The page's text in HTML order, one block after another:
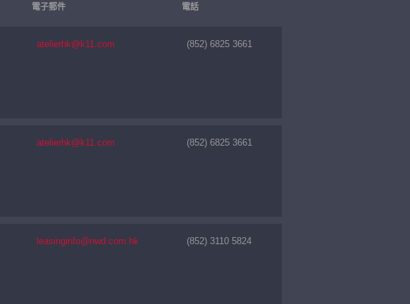
電子郵件 電話
atelierhk@k11.com (852) 6825 3661
atelierhk@k11.com (852) 6825 3661
leasinginfo@nwd.com.hk (852) 3110 5824